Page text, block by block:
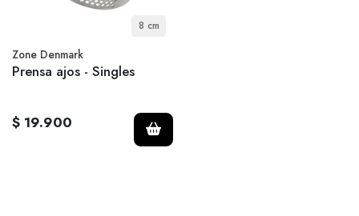
8 cm
Zone Denmark
Prensa ajos - Singles
$ 19.900